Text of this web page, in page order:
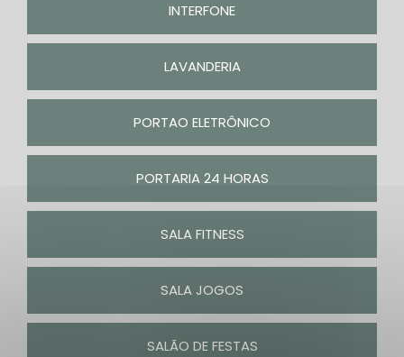
INTERFONE
LAVANDERIA
PORTAO ELETRÔNICO
PORTARIA 24 HORAS
SALA FITNESS
SALA JOGOS
SALÃO DE FESTAS